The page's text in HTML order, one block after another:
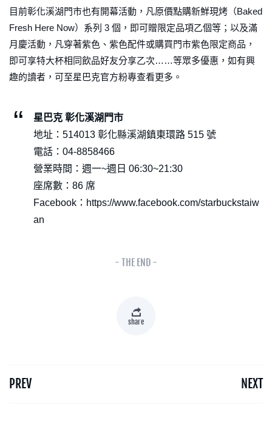
目前彰化溪湖門市也有開幕活動，凡原價點購新鮮現烤（Baked
Fresh Here Now）系列 3 個，即可贈限定品項乙個等；以及滿
月慶活動，凡穿著紫色、紫色配件或購買門市紫色限定商品，
即可享特大杯相同飲品好友分享乙次……等眾多優惠，如有興
趣的讀者，可至星巴克官方粉專查看更多。
星巴克 彰化溪湖門市
地址：514013 彰化縣溪湖鎮東環路 515 號
電話：04-8858466
營業時間：週一~週日 06:30~21:30
座席數：86 席
Facebook：https://www.facebook.com/starbuckstaiw
an
- THE END -
share
PREV NEXT